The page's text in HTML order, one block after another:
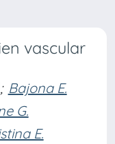
vascular
; Bajona E.
G.
E.